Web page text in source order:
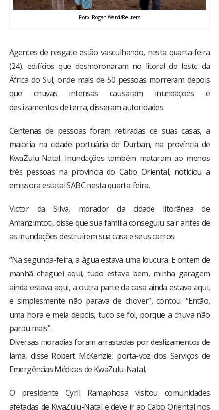
FOTOS
COLUNISTAS
Foto: Rogan Ward/Reuters
Agentes de resgate estão vasculhando, nesta quarta-feira
(24), edifícios que desmoronaram no litoral do leste da
África do Sul, onde mais de 50 pessoas morreram depois
que chuvas intensas causaram inundações e
deslizamentos de terra, disseram autoridades.
Centenas de pessoas foram retiradas de suas casas, a
maioria na cidade portuária de Durban, na província de
KwaZulu-Natal. Inundações também mataram ao menos
três pessoas na província do Cabo Oriental, noticiou a
emissora estatal SABC nesta quarta-feira.
Victor da Silva, morador da cidade litorânea de
Amanzimtoti, disse que sua família conseguiu sair antes de
as inundações destruírem sua casa e seus carros.
“Na segunda-feira, a água estava uma loucura. E ontem de
manhã cheguei aqui, tudo estava bem, minha garagem
ainda estava aqui, a outra parte da casa ainda estava aqui,
e simplesmente não parava de chover”, contou. “Então,
uma hora e meia depois, tudo se foi, porque a chuva não
parou mais”.
Diversas moradias foram arrastadas por deslizamentos de
lama, disse Robert McKenzie, porta-voz dos Serviços de
Emergências Médicas de KwaZulu-Natal.
O presidente Cyril Ramaphosa visitou comunidades
afetadas de KwaZulu-Natal e deve ir ao Cabo Oriental nos